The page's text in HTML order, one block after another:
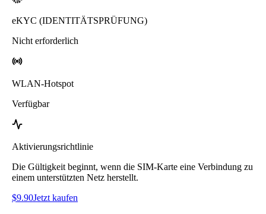
eKYC (IDENTITÄTSPRÜFUNG)
Nicht erforderlich
WLAN-Hotspot
Verfügbar
Aktivierungsrichtlinie
Die Gültigkeit beginnt, wenn die SIM-Karte eine Verbindung zu
einem unterstützten Netz herstellt.
$9.90Jetzt kaufen